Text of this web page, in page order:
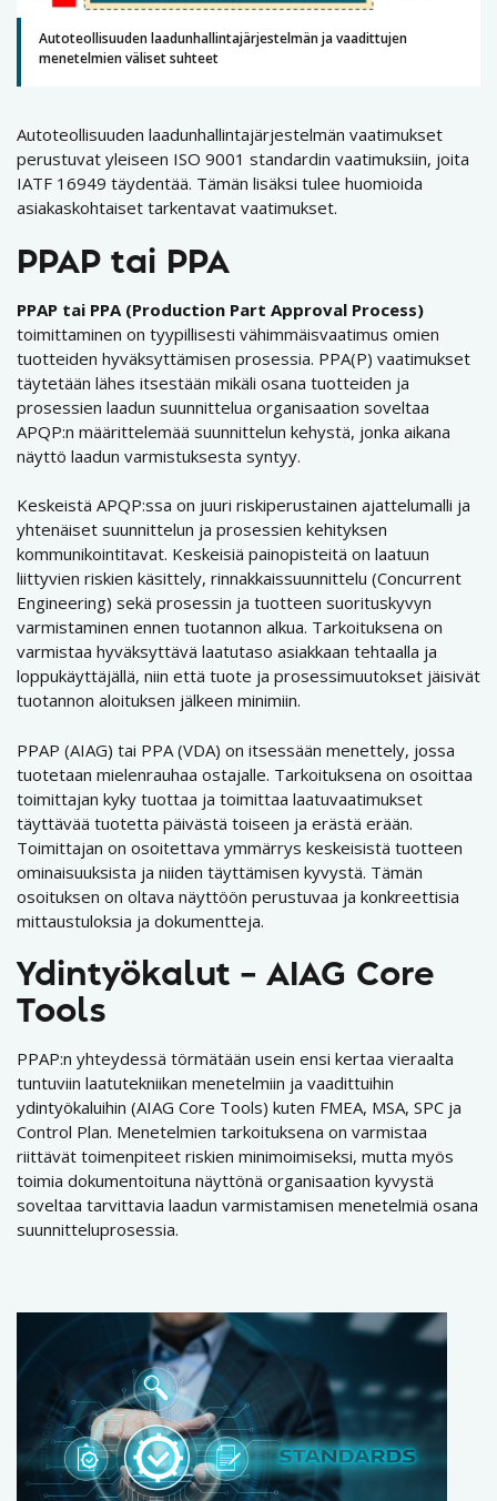
Autoteollisuuden laadunhallintajärjestelmän ja vaadittujen
menetelmien väliset suhteet
Autoteollisuuden laadunhallintajärjestelmän vaatimukset
perustuvat yleiseen ISO 9001 standardin vaatimuksiin, joita
IATF 16949 täydentää. Tämän lisäksi tulee huomioida
asiakaskohtaiset tarkentavat vaatimukset.
PPAP tai PPA
PPAP tai PPA (Production Part Approval Process)
toimittaminen on tyypillisesti vähimmäisvaatimus omien
tuotteiden hyväksyttämisen prosessia. PPA(P) vaatimukset
täytetään lähes itsestään mikäli osana tuotteiden ja
prosessien laadun suunnittelua organisaation soveltaa
APQP:n määrittelemää suunnittelun kehystä, jonka aikana
näyttö laadun varmistuksesta syntyy.
Keskeistä APQP:ssa on juuri riskiperustainen ajattelumalli ja
yhtenäiset suunnittelun ja prosessien kehityksen
kommunikointitavat. Keskeisiä painopisteitä on laatuun
liittyvien riskien käsittely, rinnakkaissuunnittelu (Concurrent
Engineering) sekä prosessin ja tuotteen suorituskyvyn
varmistaminen ennen tuotannon alkua. Tarkoituksena on
varmistaa hyväksyttävä laatutaso asiakkaan tehtaalla ja
loppukäyttäjällä, niin että tuote ja prosessimuutokset jäisivät
tuotannon aloituksen jälkeen minimiin.
PPAP (AIAG) tai PPA (VDA) on itsessään menettely, jossa
tuotetaan mielenrauhaa ostajalle. Tarkoituksena on osoittaa
toimittajan kyky tuottaa ja toimittaa laatuvaatimukset
täyttävää tuotetta päivästä toiseen ja erästä erään.
Toimittajan on osoitettava ymmärrys keskeisistä tuotteen
ominaisuuksista ja niiden täyttämisen kyvystä. Tämän
osoituksen on oltava näyttöön perustuvaa ja konkreettisia
mittaustuloksia ja dokumentteja.
Ydintyökalut – AIAG Core
Tools
PPAP:n yhteydessä törmätään usein ensi kertaa vieraalta
tuntuviin laatutekniikan menetelmiin ja vaadittuihin
ydintyökaluihin (AIAG Core Tools) kuten FMEA, MSA, SPC ja
Control Plan. Menetelmien tarkoituksena on varmistaa
riittävät toimenpiteet riskien minimoimiseksi, mutta myös
toimia dokumentoituna näyttönä organisaation kyvystä
soveltaa tarvittavia laadun varmistamisen menetelmiä osana
suunnitteluprosessia.